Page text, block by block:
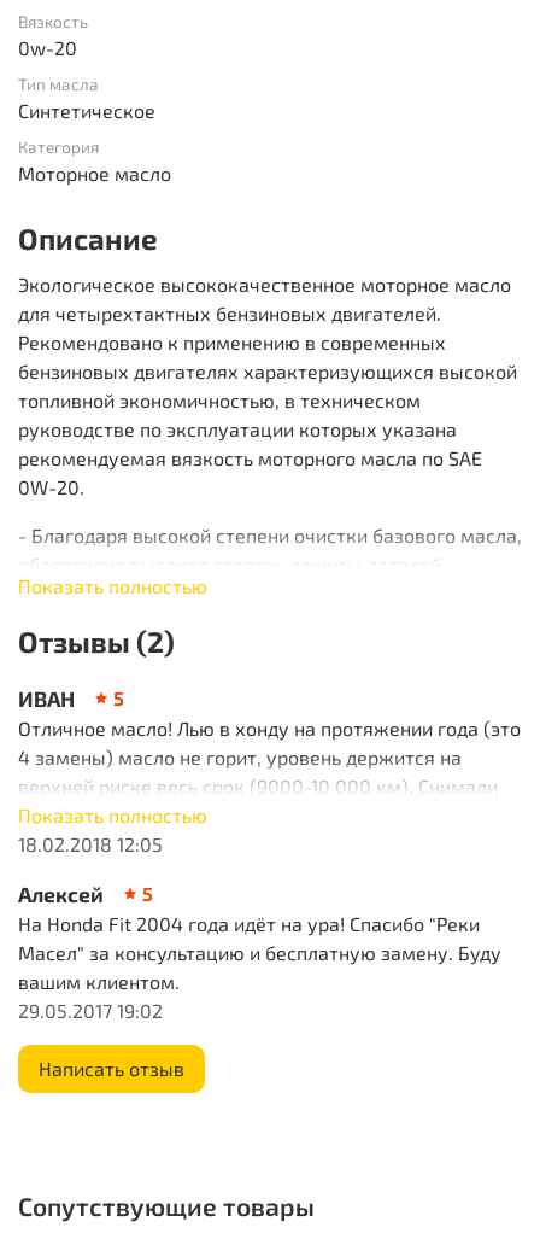
Вязкость
0w-20
Тип масла
Синтетическое
Категория
Моторное масло
Описание
Экологическое высококачественное моторное масло
для четырехтактных бензиновых двигателей.
Рекомендовано к применению в современных
бензиновых двигателях характеризующихся высокой
топливной экономичностью, в техническом
руководстве по эксплуатации которых указана
рекомендуемая вязкость моторного масла по SAE
0W-20.
- Благодаря высокой степени очистки базового масла,
обеспечена высокая степень защиты деталей
двигателя от образования отложений;
- При тестировании масла Idemitsu Extreme Eco 0W-20
определение совместимости с эластомерами и
резиновыми уплотнениями;
- Обеспечивает уверенный пуск двигателя при низких
температурах;
- Обеспечивает сохранение и стабильность масляной
пленки при температурах свыше 100 °C, что снижает
износ двигателя;
Стандартизация и спецификация : Соответствует
спецификации API SN, ILSAC GF-5
Показать полностью
Отзывы (2)
ИВАН
5
Отличное масло! Лью в хонду на протяжении года (это
4 замены) масло не горит, уровень держится на
верхней риске весь срок (9000-10 000 км). Снимали
клапанную крышку для регулировки клапанов- все
чисто, без нагара!
Показать полностью
18.02.2018 12:05
Алексей
5
На Honda Fit 2004 года идёт на ура! Спасибо "Реки
Масел" за консультацию и бесплатную замену. Буду
вашим клиентом.
29.05.2017 19:02
Написать отзыв
Сопутствующие товары